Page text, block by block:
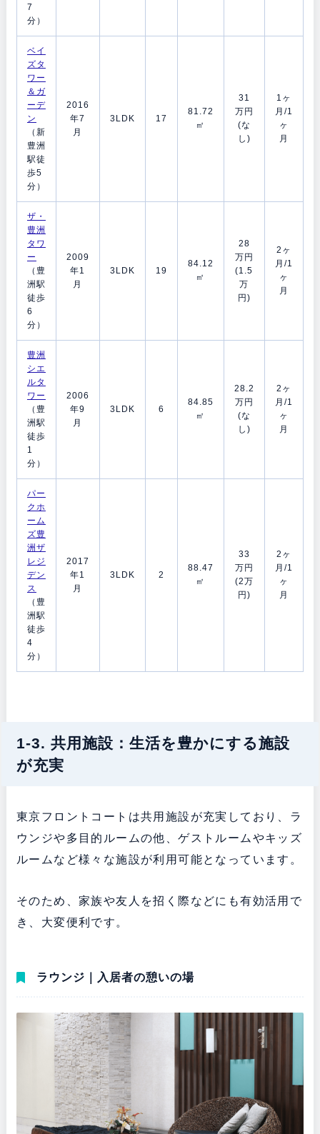
7
分）
ベイ
ズタ
ワー
＆ガ
ーデ
ン
（新
豊洲
駅徒
歩5
分）
2016
年7
月
3LDK 17
81.72
㎡
31
万円
(な
し)
1ヶ
月/1
ヶ
月
ザ・
豊洲
タワ
ー
（豊
洲駅
徒歩
6
分）
2009
年1
月
3LDK 19
84.12
㎡
28
万円
(1.5
万
円)
2ヶ
月/1
ヶ
月
豊洲
シエ
ルタ
ワー
（豊
洲駅
徒歩
1
分）
2006
年9
月
3LDK 6
84.85
㎡
28.2
万円
(な
し)
2ヶ
月/1
ヶ
月
パー
クホ
ーム
ズ豊
洲ザ
レジ
デン
ス
（豊
洲駅
徒歩
4
分）
2017
年1
月
3LDK 2
88.47
㎡
33
万円
(2万
円)
2ヶ
月/1
ヶ
月
1-3. 共用施設：生活を豊かにする施設
が充実
東京フロントコートは共用施設が充実しており、ラ
ウンジや多目的ルームの他、ゲストルームやキッズ
ルームなど様々な施設が利用可能となっています。
そのため、家族や友人を招く際などにも有効活用で
き、大変便利です。
ラウンジ｜入居者の憩いの場